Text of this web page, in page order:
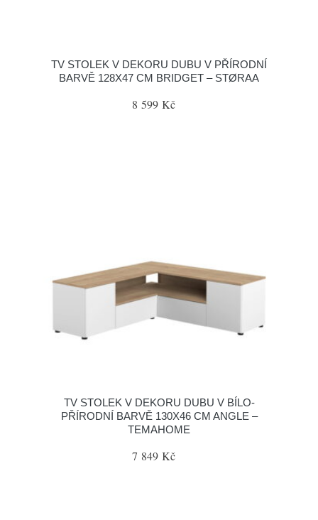
TV STOLEK V DEKORU DUBU V PŘÍRODNÍ
BARVĚ 128X47 CM BRIDGET – STØRAA
8 599 Kč
TV STOLEK V DEKORU DUBU V BÍLO-
PŘÍRODNÍ BARVĚ 130X46 CM ANGLE –
TEMAHOME
7 849 Kč